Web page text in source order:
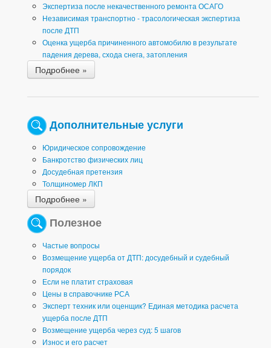
Экспертиза после некачественного ремонта ОСАГО
Независимая транспортно - трасологическая экспертиза
после ДТП
Оценка ущерба причиненного автомобилю в результате
падения дерева, схода снега, затопления
Подробнее »
Дополнительные услуги
Юридическое сопровождение
Банкротство физических лиц
Досудебная претензия
Толщиномер ЛКП
Подробнее »
Полезное
Частые вопросы
Возмещение ущерба от ДТП: досудебный и судебный
порядок
Если не платит страховая
Цены в справочнике РСА
Эксперт техник или оценщик? Единая методика расчета
ущерба после ДТП
Возмещение ущерба через суд: 5 шагов
Износ и его расчет